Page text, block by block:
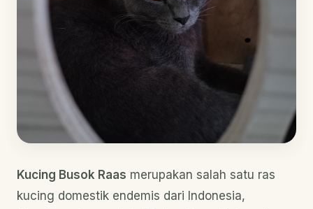
Kucing Busok Raas merupakan salah satu ras
kucing domestik endemis dari Indonesia,